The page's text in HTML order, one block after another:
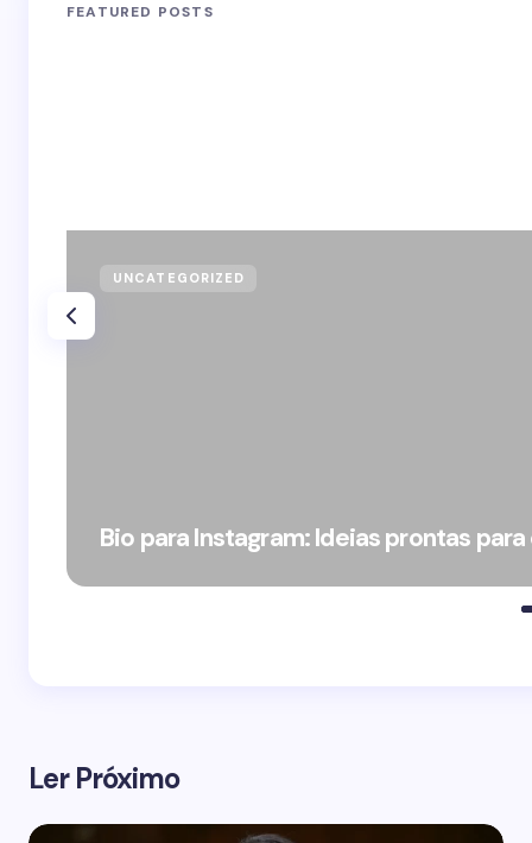
FEATURED POSTS
UNCATEGORIZED
Bio para Instagram: Ideias prontas
Ler Próximo